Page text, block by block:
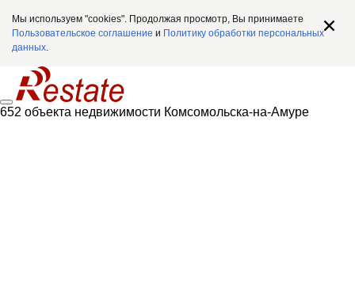
Мы используем "cookies". Продолжая просмотр, Вы принимаете
Пользовательское соглашение и Политику обработки персональных
данных.
652 объекта недвижимости Комсомольска-на-Амуре